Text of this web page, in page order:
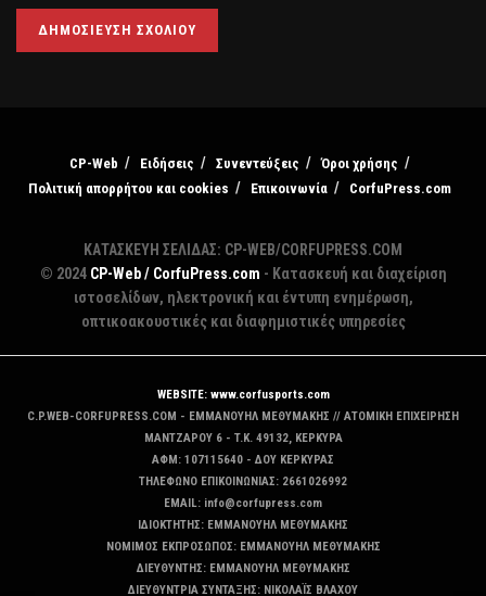
CP-Web Ειδήσεις Συνεντεύξεις
Όροι χρήσης
Πολιτική απορρήτου και cookies
Επικοινωνία CorfuPress.com
ΚΑΤΑΣΚΕΥΗ ΣΕΛΙΔΑΣ: CP-WEB/CORFUPRESS.COM
© 2024 CP-Web / CorfuPress.com - Κατασκευή και διαχείριση
ιστοσελίδων, ηλεκτρονική και έντυπη ενημέρωση,
οπτικοακουστικές και διαφημιστικές υπηρεσίες
WEBSITE: www.corfusports.com
C.P.WEB-CORFUPRESS.COM - ΕΜΜΑΝΟΥΗΛ ΜΕΘΥΜΑΚΗΣ // ΑΤΟΜΙΚΗ ΕΠΙΧΕΙΡΗΣΗ
MANTZAΡΟΥ 6 - T.K. 49132, ΚΕΡΚΥΡΑ
ΑΦΜ: 107115640 - ΔΟΥ ΚΕΡΚΥΡΑΣ
ΤΗΛΕΦΩΝΟ ΕΠΙΚΟΙΝΩΝΙΑΣ: 2661026992
EMAIL: info@corfupress.com
ΙΔΙΟΚΤΗΤΗΣ: EMMANOYΗΛ ΜΕΘΥΜΑΚΗΣ
ΝΟΜΙΜΟΣ ΕΚΠΡΟΣΩΠΟΣ: EMMANOYΗΛ ΜΕΘΥΜΑΚΗΣ
ΔΙΕΥΘΥΝΤΗΣ: EMMANOYΗΛ ΜΕΘΥΜΑΚΗΣ
ΔΙΕΥΘΥΝΤΡΙΑ ΣΥΝΤΑΞΗΣ: ΝΙΚΟΛΑΪΣ ΒΛΑΧΟΥ